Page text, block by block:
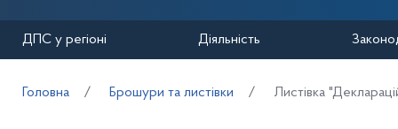
ДПС у регіоні Діяльність
Головна Брошури та листівки Листівка